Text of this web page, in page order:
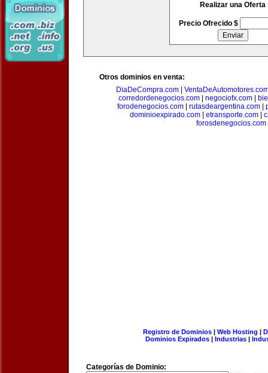
Realizar una Oferta
Precio Ofrecido $
Otros dominios en venta:
DiaDeCompra.com|
corredordenegocios.com
negociofx.com
forodenegocios.com| rutasdeargentina.com|
dominioexpirado.com| etransporte.com|
forosdenegocios.com
Registro de Dominios| Web Hosting |
Dominios Expirados | Industrias |
Categorías de Dominio: